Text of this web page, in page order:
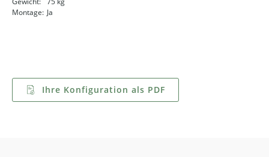
Montage: Ja
Ihre Konfiguration als PDF